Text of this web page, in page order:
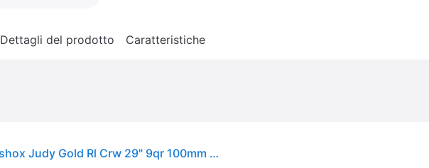
Dettagli del prodotto Caratteristiche
Rockshox. Forcella Rockshox Judy Gold Rl Crw 29" 9qr 100mm Nr 51os Sa Forcelle Bici Ritiro Gratis - nero - Senza taglia